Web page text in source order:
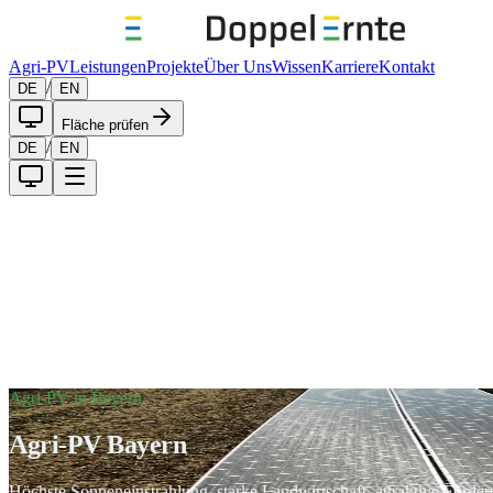
Agri-PVLeistungenProjekteÜber UnsWissenKarriereKontakt
DE / EN
Fläche prüfen
DE / EN
Agri-PV in Bayern
Agri-PV Bayern